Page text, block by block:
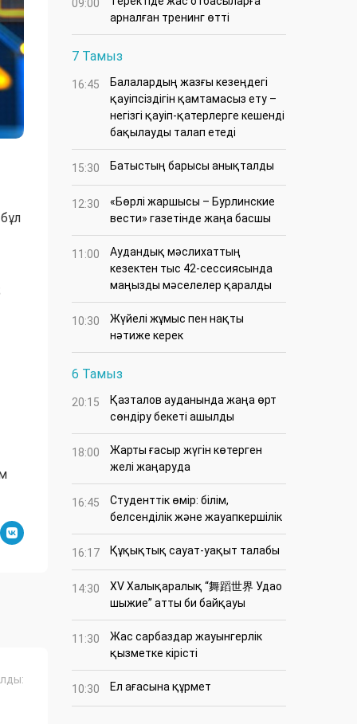
09:00
арналған тренинг өтті
7 Тамыз
16:45
Балалардың жазғы кезеңдегі
қауіпсіздігін қамтамасыз ету –
негізгі қауіп-қатерлерге кешенді
бақылауды талап етеді
15:30 Батыстың барысы анықталды
12:30
«Бөрлі жаршысы – Бурлинские
вести» газетінде жаңа басшы
11:00
Аудандық мәслихаттың
кезектен тыс 42-сессиясында
маңызды мәселелер қаралды
10:30
Жүйелі жұмыс пен нақты
нәтиже керек
6 Тамыз
20:15
Қазталов ауданында жаңа өрт
сөндіру бекеті ашылды
18:00
Жарты ғасыр жүгін көтерген
желі жаңаруда
16:45
Студенттік өмір: білім,
белсенділік және жауапкершілік
16:17 Құқықтық сауат-уақыт талабы
14:30
XV Халықаралық “舞蹈世界 Удао
шыжие” атты би байқауы
11:30
Жас сарбаздар жауынгерлік
қызметке кірісті
10:30 Ел ағасына құрмет